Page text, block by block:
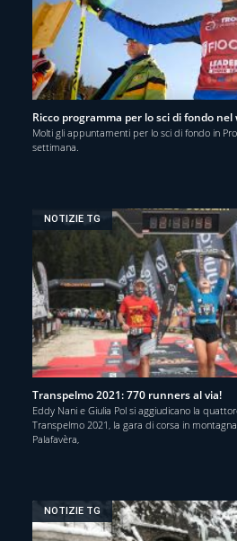
Ricco programma per lo sci di fondo
Molti gli appuntamenti per lo sci di fondo in
settimana.
NOTIZIE TG
Transpelmo 2021: 770 runners al via!
Eddy Nani e Giulia Pol si aggiudicano la
Transpelmo 2021, la gara di corsa in
Palafavèra,
NOTIZIE TG